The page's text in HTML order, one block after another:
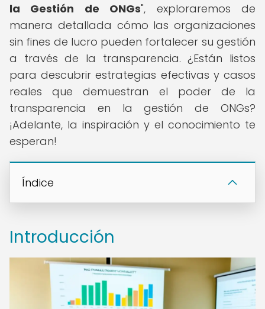
la Gestión de ONGs", exploraremos de
manera detallada cómo las organizaciones
sin fines de lucro pueden fortalecer su gestión
a través de la transparencia. ¿Están listos
para descubrir estrategias efectivas y casos
reales que demuestran el poder de la
transparencia en la gestión de ONGs?
¡Adelante, la inspiración y el conocimiento te
esperan!
Índice
Introducción